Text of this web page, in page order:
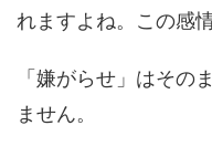
れますよね。この感
「嫌がらせ」はその
ません。